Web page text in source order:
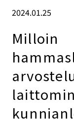
2024.01.25
Milloin